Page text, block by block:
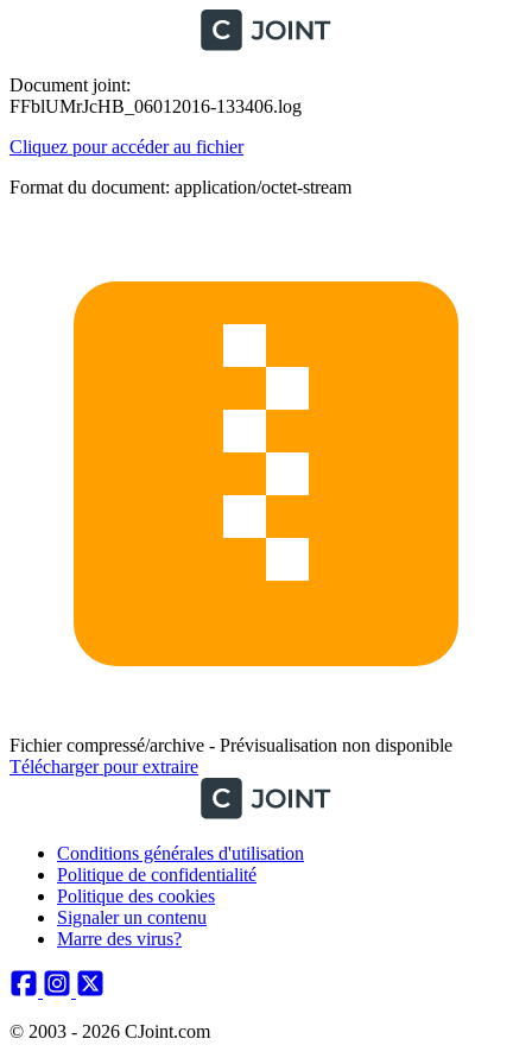
Document joint:
FFblUMrJcHB_06012016-133406.log
Cliquez pour accéder au fichier
Format du document: application/octet-stream
Fichier compressé/archive - Prévisualisation non disponible
Télécharger pour extraire
Conditions générales d'utilisation
Politique de confidentialité
Politique des cookies
Signaler un contenu
Marre des virus?
© 2003 - 2026 CJoint.com